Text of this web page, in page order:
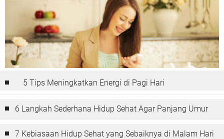
5 Tips Meningkatkan Energi di Pagi Hari
6 Langkah Sederhana Hidup Sehat Agar Panjang Umur
7 Kebiasaan Hidup Sehat yang Sebaiknya di Malam Hari